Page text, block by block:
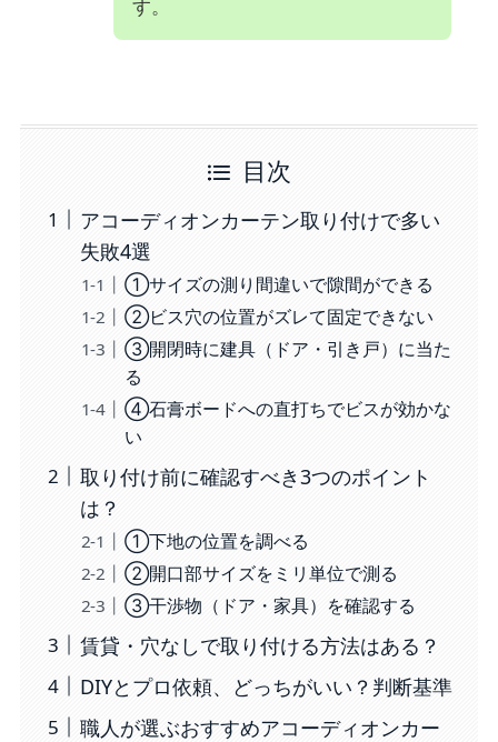
す。
目次
アコーディオンカーテン取り付けで多い
失敗4選
①サイズの測り間違いで隙間ができる
②ビス穴の位置がズレて固定できない
③開閉時に建具（ドア・引き戸）に当た
る
④石膏ボードへの直打ちでビスが効かな
い
取り付け前に確認すべき3つのポイント
は？
①下地の位置を調べる
②開口部サイズをミリ単位で測る
③干渉物（ドア・家具）を確認する
賃貸・穴なしで取り付ける方法はある？
DIYとプロ依頼、どっちがいい？判断基準
職人が選ぶおすすめアコーディオンカー